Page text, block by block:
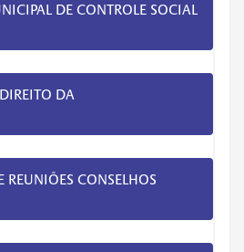
DE CONTROLE SOCIAL
DA
REUNIÕES CONSELHOS